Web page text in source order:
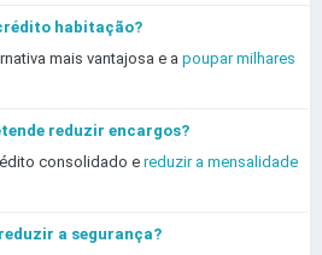
habitação?
mais vantajosa e a poupar milhares
reduzir encargos?
consolidado e reduzir a mensalidade
a segurança?